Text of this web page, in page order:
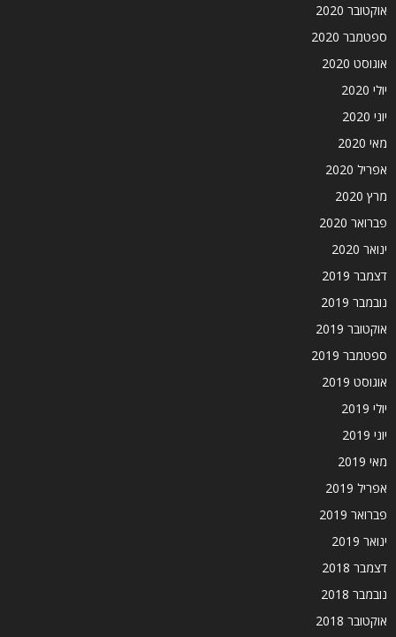
אוקטובר 2020
ספטמבר 2020
אוגוסט 2020
יולי 2020
יוני 2020
מאי 2020
אפריל 2020
מרץ 2020
פברואר 2020
ינואר 2020
דצמבר 2019
נובמבר 2019
אוקטובר 2019
ספטמבר 2019
אוגוסט 2019
יולי 2019
יוני 2019
מאי 2019
אפריל 2019
פברואר 2019
ינואר 2019
דצמבר 2018
נובמבר 2018
אוקטובר 2018